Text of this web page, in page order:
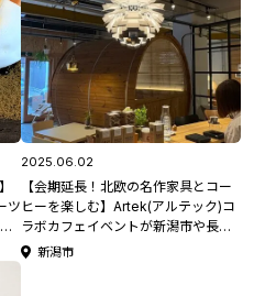
ツ
2025.06.02
【会期延長！北欧の名作家具とコー
ヒーを楽しむ】Artek(アルテック)コ
ラボカフェイベントが新潟市や長岡
市で開催中！
新潟市